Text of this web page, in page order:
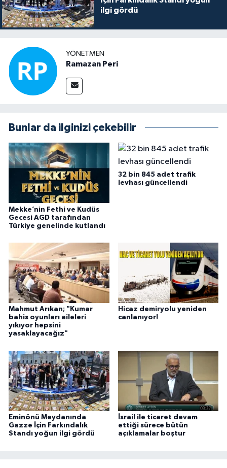
ilgi gördü
YÖNETMEN
Ramazan Peri
Bunlar da ilginizi çekebilir
Mekke’nin Fethi ve Kudüs
Gecesi AGD tarafından
Türkiye genelinde kutlandı
32 bin 845 adet trafik
levhası güncellendi
Mahmut Arıkan; "Kumar
bahis oyunları aileleri
yıkıyor hepsini
yasaklayacağız"
Hicaz demiryolu yeniden
canlanıyor!
Eminönü Meydanında
Gazze İçin Farkındalık
Standı yoğun ilgi gördü
İsrail ile ticaret devam
ettiği sürece bütün
açıklamalar boştur